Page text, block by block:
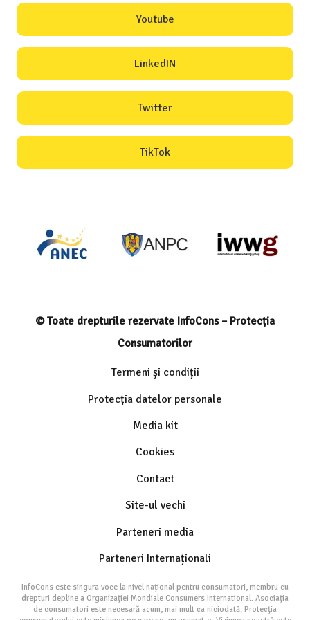
Youtube
LinkedIN
Twitter
TikTok
© Toate drepturile rezervate InfoCons – Protecția
Consumatorilor
Termeni și condiții
Protecția datelor personale
Media kit
Cookies
Contact
Site-ul vechi
Parteneri media
Parteneri Internaționali
InfoCons este singura voce la nivel național pentru consumatori, membru cu
drepturi depline a Organizației Mondiale Consumers International. Asociația
de consumatori este necesară acum, mai mult ca niciodată. Protecția